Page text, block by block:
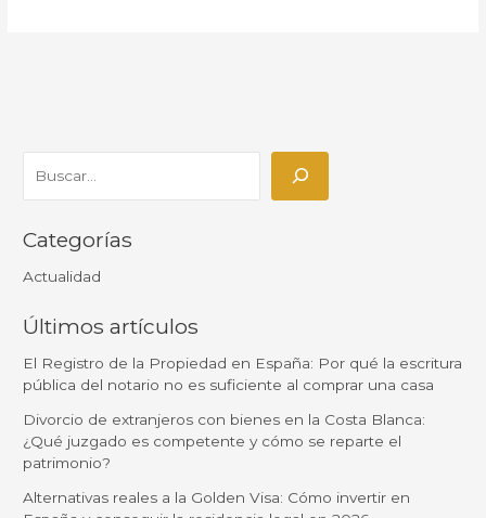
Categorías
Actualidad
Últimos artículos
El Registro de la Propiedad en España: Por qué la escritura
pública del notario no es suficiente al comprar una casa
Divorcio de extranjeros con bienes en la Costa Blanca:
¿Qué juzgado es competente y cómo se reparte el
patrimonio?
Alternativas reales a la Golden Visa: Cómo invertir en